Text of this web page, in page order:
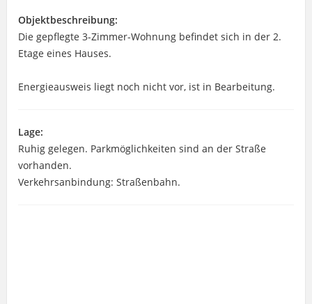
Objektbeschreibung:
Die gepflegte 3-Zimmer-Wohnung befindet sich in der 2.
Etage eines Hauses.
Energieausweis liegt noch nicht vor, ist in Bearbeitung.
Lage:
Ruhig gelegen. Parkmöglichkeiten sind an der Straße
vorhanden.
Verkehrsanbindung: Straßenbahn.